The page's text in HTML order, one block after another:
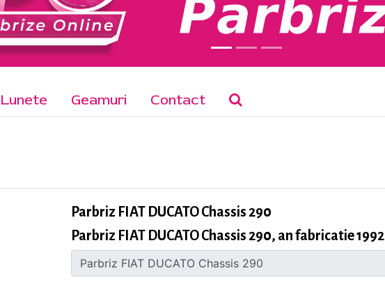
Lunete Geamuri Contact
Parbriz FIAT DUCATO Chassis 290
Parbriz FIAT DUCATO Chassis 290, an fabricatie 1992